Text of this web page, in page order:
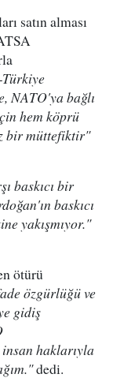
satın alması
NATO'ya bağlı
hem köprü
bir müttefiktir"
baskıcı bir
baskıcı
yakışmıyor."
ötürü
özgürlüğü ve
gidiş
haklarıyla
dedi.